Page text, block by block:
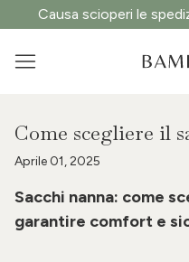
Causa scioperi le
Come scegliere il
Aprile 01, 2025
Sacchi nanna: come
garantire comfort e